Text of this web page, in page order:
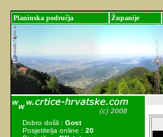
Planinska područja Županije
Dobro došli : Gost
Posjetitelja online : 20